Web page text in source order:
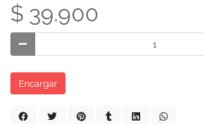
$ 39.900
Encargar